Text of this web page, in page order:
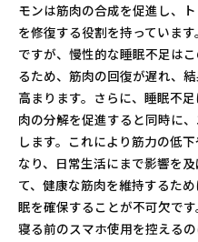
モンは筋肉の合成を促進し、
を修復する役割を持っています。
ですが、慢性的な睡眠不足は
るため、筋肉の回復が遅れ、
高まります。さらに、睡眠不
肉の分解を促進すると同時に
します。これにより筋力の低
なり、日常生活にまで影響を
て、健康な筋肉を維持するた
眠を確保することが不可欠です
寝る前のスマホ使用を控えるの